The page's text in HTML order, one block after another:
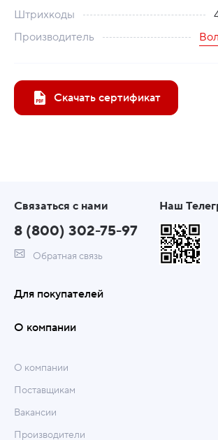
Штрихкоды
Производитель
Скачать сертификат
Связаться с нами
8 (800) 302-75-97
Обратная связь
Наш
Для покупателей
О компании
О компании
Поставщикам
Вакансии
Производители